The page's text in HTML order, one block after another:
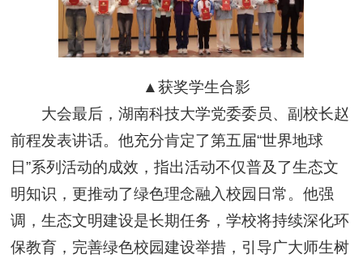
▲获奖学生合影
大会最后，湖南科技大学党委委员、副校长赵
前程发表讲话。他充分肯定了第五届“世界地球
日”系列活动的成效，指出活动不仅普及了生态文
明知识，更推动了绿色理念融入校园日常。他强
调，生态文明建设是长期任务，学校将持续深化环
保教育，完善绿色校园建设举措，引导广大师生树